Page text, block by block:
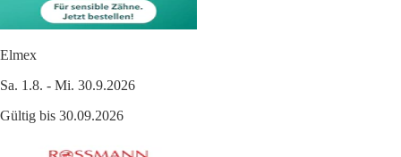
Elmex
Sa. 1.8. - Mi. 30.9.2026
Gültig bis 30.09.2026